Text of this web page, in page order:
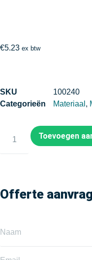
€5.23 ex btw
SKU
100240
Categorieën
Materiaal ,
Toevoegen
Offerte